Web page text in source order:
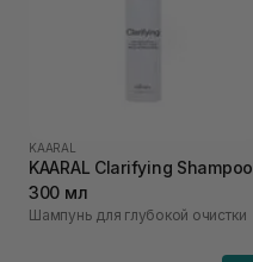
KAARAL
KAARAL Clarifying Shampoo
300 мл
Шампунь для глубокой очистки